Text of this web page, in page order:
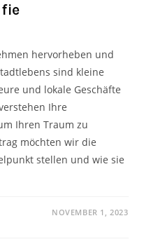
hervorheben und
sind kleine
und lokale Geschäfte
Ihre
Ihren Traum zu
möchten wir die
stellen und wie sie
NOVEMBER 1, 2023